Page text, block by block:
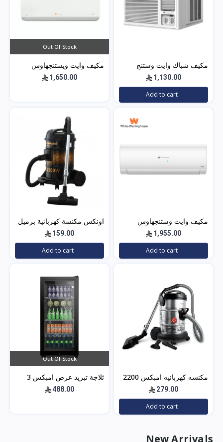
مكيف شباك وايت وستنج
هاوس (الجديد) WWA20K22R
1,130.00
Add to cart
Out Of Stock
مكيف وايت ويستنجهاوس
اسبليت جولد 18500 بارد1,650.00
مكيف وايت وستنجهاوس
سبليت 24 بارد — 21400
وحدة موديل WWS24Z24I/C
لتبريد فعال للم
1,955.00
Add to cart
اونكس مكنسة كهربائية برميل
2200 واط - 21 ليتر - أسود -
5304
159.00
Add to cart
مكنسه كهربائيه امبكس 2200
وات 21 لتر – أسود*فضي
VC4708
279.00
Add to cart
Out Of Stock
ثلاجة تبريد عرض امبكس 3
قدم – باب زجاج – اسود
488.00
New Arrivals